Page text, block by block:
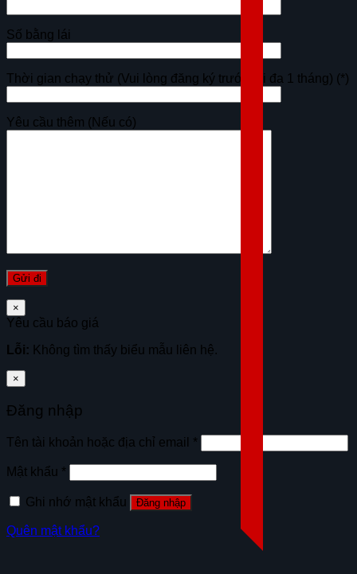
Số bằng lái
Thời gian chạy thử (Vui lòng đăng ký trước tối đa 1 tháng) (*)
Yêu cầu thêm (Nếu có)
×
Yêu cầu báo giá
Lỗi: Không tìm thấy biểu mẫu liên hệ.
×
Đăng nhập
Tên tài khoản hoặc địa chỉ email *
Mật khẩu *
Ghi nhớ mật khẩu Đăng nhập
Quên mật khẩu?